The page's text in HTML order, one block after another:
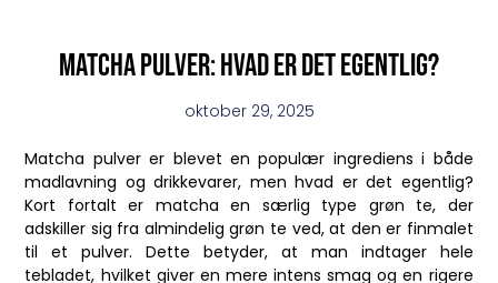
Matcha pulver: hvad er det egentlig?
oktober 29, 2025
Matcha pulver er blevet en populær ingrediens i både
madlavning og drikkevarer, men hvad er det egentlig?
Kort fortalt er matcha en særlig type grøn te, der
adskiller sig fra almindelig grøn te ved, at den er finmalet
til et pulver. Dette betyder, at man indtager hele
tebladet, hvilket giver en mere intens smag og en rigere